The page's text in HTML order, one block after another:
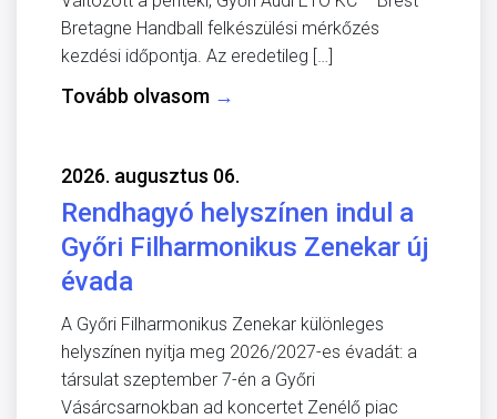
Bretagne Handball felkészülési mérkőzés
kezdési időpontja. Az eredetileg […]
Tovább olvasom →
2026. augusztus 06.
Rendhagyó helyszínen indul a
Győri Filharmonikus Zenekar új
évada
A Győri Filharmonikus Zenekar különleges
helyszínen nyitja meg 2026/2027-es évadát: a
társulat szeptember 7-én a Győri
Vásárcsarnokban ad koncertet Zenélő piac